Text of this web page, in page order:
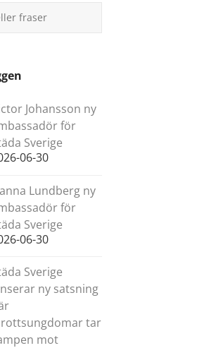
Johansson ny
för
Sverige
06-30
Lundberg ny
för
Sverige
06-30
Sverige
ny satsning
tar
mot